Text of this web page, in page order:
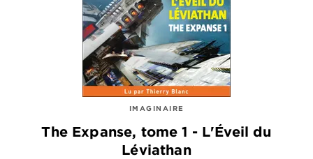
IMAGINAIRE
The Expanse, tome 1 - L'Éveil du
Léviathan